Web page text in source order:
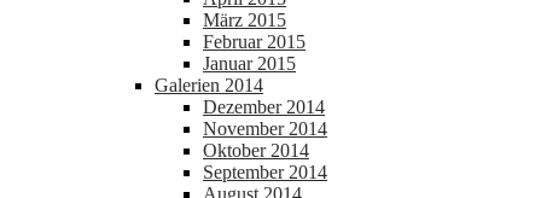
März 2015
Februar 2015
Januar 2015
Galerien 2014
Dezember 2014
November 2014
Oktober 2014
September 2014
August 2014